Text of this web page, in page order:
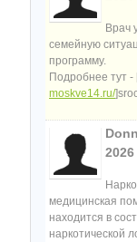
Врач
семейную
программу.
Подробнее тут -
moskve14.ru/
медицинская
находится в
наркотической